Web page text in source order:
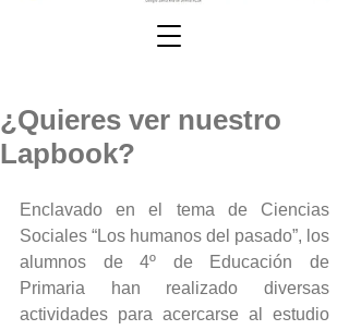
¿Quieres ver nuestro
Lapbook?
Enclavado en el tema de Ciencias
Sociales “Los humanos del pasado”, los
alumnos de 4º de Educación de
Primaria han realizado diversas
actividades para acercarse al estudio